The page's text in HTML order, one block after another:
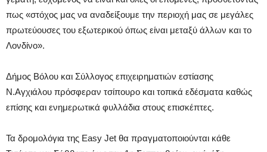
πως «στόχος μας να αναδείξουμε την περιοχή μας σε μεγάλες
πρωτεύουσες του εξωτερικού όπως είναι μεταξύ άλλων και το
Λονδίνο».
Δήμος Βόλου και Σύλλογος επιχειρηματιών εστίασης
Ν.Αγχιάλου πρόσφεραν τσίπουρο και τοπικά εδέσματα καθώς
επίσης και ενημερωτικά φυλλάδια στους επισκέπτες.
Τα δρομολόγια της Easy Jet θα πραγματοποιούνται κάθε